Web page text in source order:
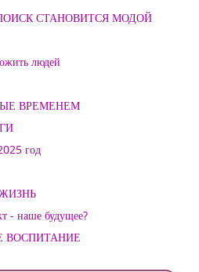
СТАНОВИТСЯ МОДОЙ
людей
ВРЕМЕНЕМ
год
- наше будущее?
ВОСПИТАНИЕ